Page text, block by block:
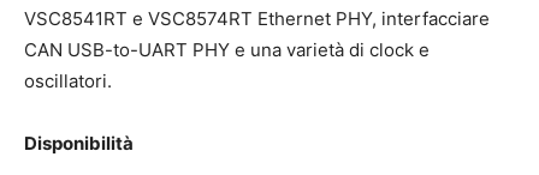
VSC8541RT e VSC8574RT Ethernet PHY, interfacciare
CAN USB-to-UART PHY e una varietà di clock e
oscillatori.
Disponibilità